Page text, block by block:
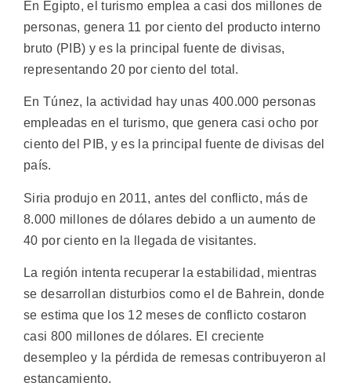
En Egipto, el turismo emplea a casi dos millones de
personas, genera 11 por ciento del producto interno
bruto (PIB) y es la principal fuente de divisas,
representando 20 por ciento del total.
En Túnez, la actividad hay unas 400.000 personas
empleadas en el turismo, que genera casi ocho por
ciento del PIB, y es la principal fuente de divisas del
país.
Siria produjo en 2011, antes del conflicto, más de
8.000 millones de dólares debido a un aumento de
40 por ciento en la llegada de visitantes.
La región intenta recuperar la estabilidad, mientras
se desarrollan disturbios como el de Bahrein, donde
se estima que los 12 meses de conflicto costaron
casi 800 millones de dólares. El creciente
desempleo y la pérdida de remesas contribuyeron al
estancamiento.